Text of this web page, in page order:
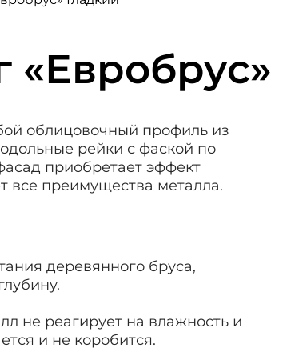
облицовочный профиль из
рейки с фаской по
приобретает эффект
все преимущества металла.
деревянного бруса,
не реагирует на влажность и
и не коробится.